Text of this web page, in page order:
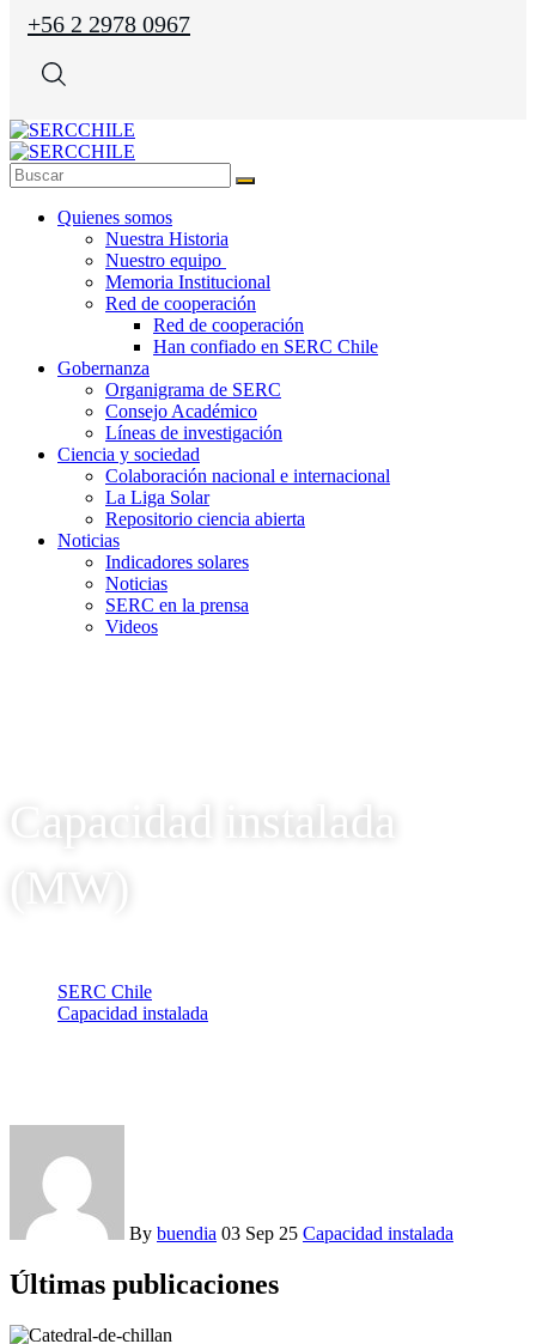
+56 2 2978 0967
Quienes somos
Nuestra Historia
Nuestro equipo
Memoria Institucional
Red de cooperación
Red de cooperación
Han confiado en SERC Chile
Gobernanza
Organigrama de SERC
Consejo Académico
Líneas de investigación
Ciencia y sociedad
Colaboración nacional e internacional
La Liga Solar
Repositorio ciencia abierta
Noticias
Indicadores solares
Noticias
SERC en la prensa
Videos
Capacidad instalada
(MW)
SERC Chile
Capacidad instalada
By buendia 03 Sep 25 Capacidad instalada
Últimas publicaciones